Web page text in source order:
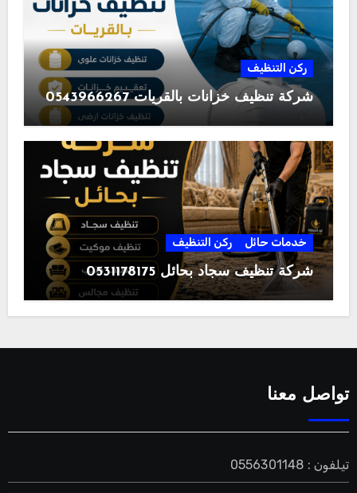
ركن التنظيف
شركة تنظيف خزانات بالقريات 0543966267
خدمات حائل ركن التنظيف
شركة تنظيف سجاد بحائل 0531178175
تواصل معنا
تيلفون : 0556301148